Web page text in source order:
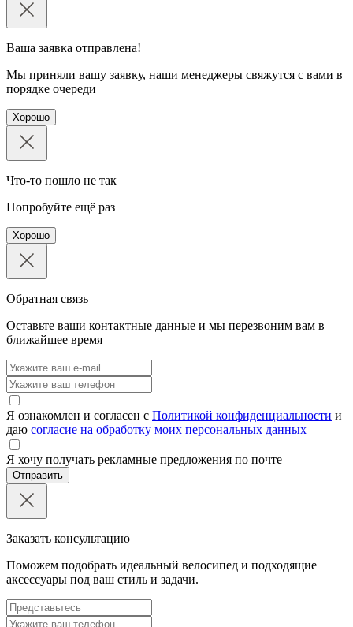
Ваша заявка отправлена!
Мы приняли вашу заявку, наши менеджеры свяжутся с вами в
порядке очереди
Хорошо
Что-то пошло не так
Попробуйте ещё раз
Хорошо
Обратная связь
Оставьте ваши контактные данные и мы перезвоним вам в
ближайшее время
Я ознакомлен и согласен с Политикой конфиденциальности и
даю согласие на обработку моих персональных данных
Я хочу получать рекламные предложения по почте
Отправить
Заказать консультацию
Поможем подобрать идеальный велосипед и подходящие
аксессуары под ваш стиль и задачи.